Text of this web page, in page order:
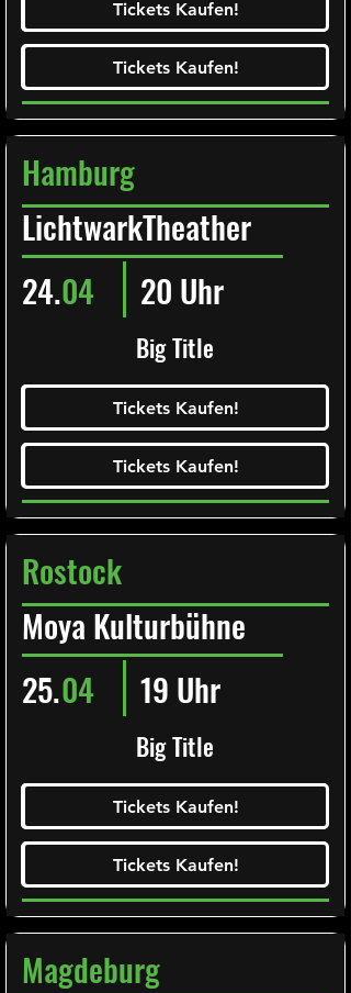
Tickets Kaufen!
Ticketalarm abonieren!
Tickets Kaufen!
Tickets Kaufen!
Tickets Kaufen!
Hamburg
LichtwarkTheather
Big Title
24.04 20 Uhr
Tickets Kaufen!
Ticketalarm abonieren!
Tickets Kaufen!
Tickets Kaufen!
Tickets Kaufen!
Rostock
Moya Kulturbühne
Big Title
25.04 19 Uhr
Tickets Kaufen!
Ticketalarm abonieren!
Tickets Kaufen!
Tickets Kaufen!
Tickets Kaufen!
Magdeburg